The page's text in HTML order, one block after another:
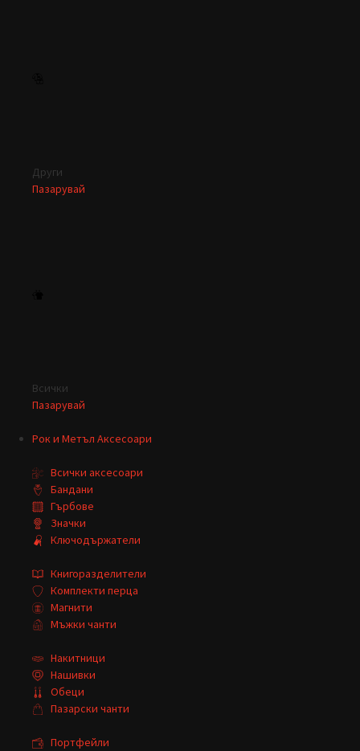
Други
Пазарувай
Всички
Пазарувай
Рок и Метъл Аксесоари
Всички аксесоари
Бандани
Гърбове
Значки
Ключодържатели
Книгоразделители
Комплекти перца
Магнити
Мъжки чанти
Накитници
Нашивки
Обеци
Пазарски чанти
Портфейли